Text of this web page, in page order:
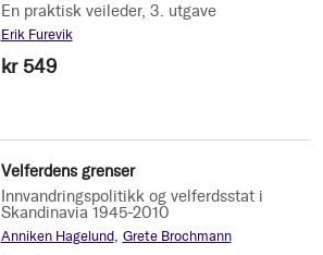
En praktisk veileder, 3. utgave
Erik Furevik
kr 549
Velferdens grenser
Innvandringspolitikk og velferdsstat i
Skandinavia 1945-2010
Anniken Hagelund Grete Brochmann